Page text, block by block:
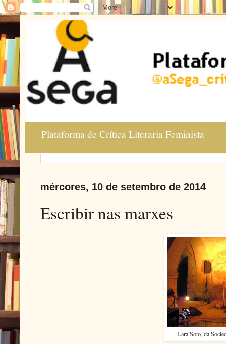
Plataforma de Crítica Literaria Feminista
mércores, 10 de setembro de 2014
Escribir nas marxes
Lara Soto, da